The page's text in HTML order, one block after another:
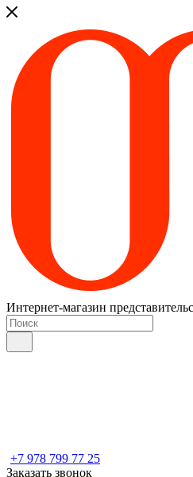
Интернет-магазин
+7 978 799 77 25
Заказать звонок